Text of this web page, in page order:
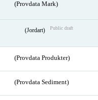
(Provdata Mark)
(Jordart) Public draft
(Provdata Produkter)
(Provdata Sediment)